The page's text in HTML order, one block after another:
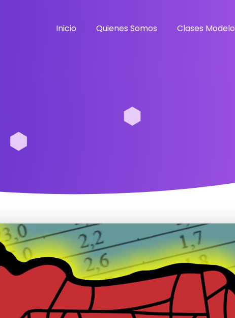
Inicio Quienes Somos Clases Modelo